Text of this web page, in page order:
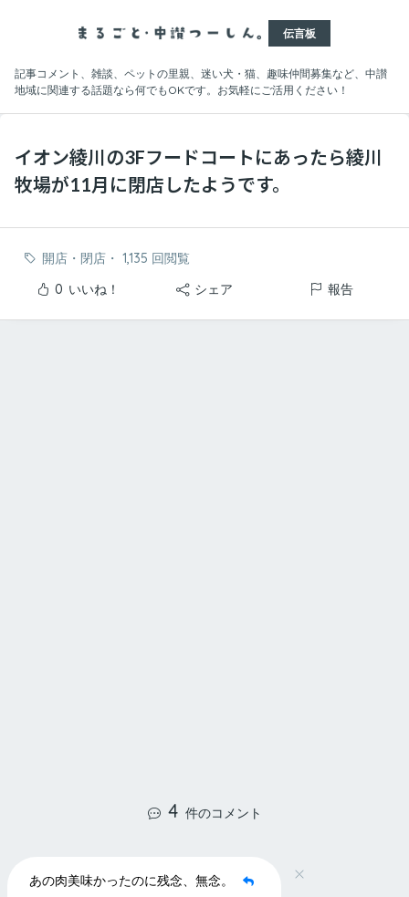
伝言板
記事コメント、雑談、ペットの里親、迷い犬・猫、趣味仲間募集など、中讃
地域に関連する話題なら何でもOKです。お気軽にご活用ください！
イオン綾川の3Fフードコートにあったら綾川
牧場が11月に閉店したようです。
開店・閉店 ・ 1,135 回閲覧
報告
シェア
0 いいね！
4 件のコメント
あの肉美味かったのに残念、無念。